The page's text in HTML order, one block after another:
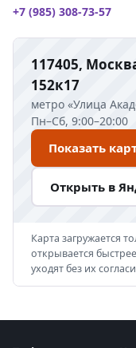
+7 (985) 308-73-57
117405,
152к17
метро «Улица
Пн–Сб, 9:00–20:00
Показать
Открыть в
Карта загружается
открывается
уходят без их